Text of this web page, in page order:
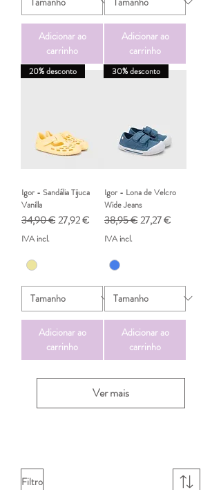
Adicionar ao
carrinho
Adicionar ao
carrinho
20% desconto
Igor - Sandália Tijuca
Vanilla
Preço normal
34,90 € Preço promocional
27,92 €
IVA incl.
Adicionar ao
carrinho
30% desconto
Igor - Lona de Velcro
Wide Jeans
Preço normal
38,95 € Preço promocional
27,27 €
IVA incl.
Adicionar ao
carrinho
Ver mais
Filtro